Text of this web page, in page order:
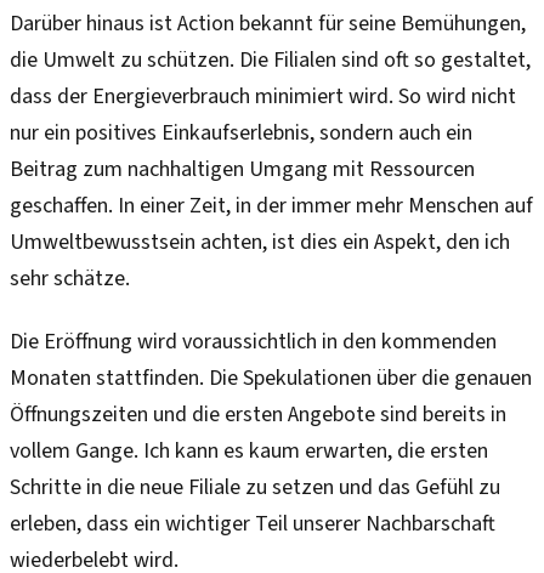
Darüber hinaus ist Action bekannt für seine Bemühungen,
die Umwelt zu schützen. Die Filialen sind oft so gestaltet,
dass der Energieverbrauch minimiert wird. So wird nicht
nur ein positives Einkaufserlebnis, sondern auch ein
Beitrag zum nachhaltigen Umgang mit Ressourcen
geschaffen. In einer Zeit, in der immer mehr Menschen auf
Umweltbewusstsein achten, ist dies ein Aspekt, den ich
sehr schätze.
Die Eröffnung wird voraussichtlich in den kommenden
Monaten stattfinden. Die Spekulationen über die genauen
Öffnungszeiten und die ersten Angebote sind bereits in
vollem Gange. Ich kann es kaum erwarten, die ersten
Schritte in die neue Filiale zu setzen und das Gefühl zu
erleben, dass ein wichtiger Teil unserer Nachbarschaft
wiederbelebt wird.